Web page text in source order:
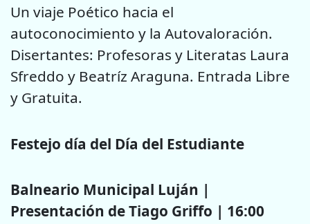
Un viaje Poético hacia el
autoconocimiento y la Autovaloración.
Disertantes: Profesoras y Literatas Laura
Sfreddo y Beatríz Araguna. Entrada Libre
y Gratuita.
Festejo día del Día del Estudiante
Balneario Municipal Luján |
Presentación de Tiago Griffo | 16:00